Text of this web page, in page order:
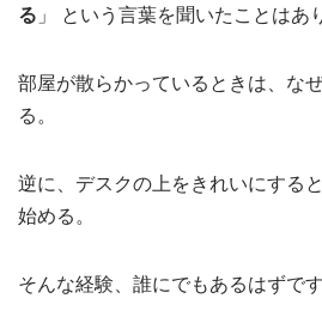
る 」 という言葉を聞いたことはあ
部屋が散らかっているときは、な
る。
逆に、デスクの上をきれいにする
始める。
そんな経験、誰にでもあるはずです